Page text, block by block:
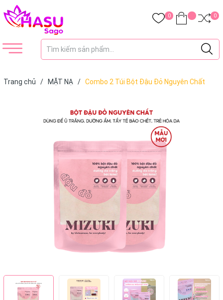
0 0
Trang chủ / MẶT NẠ / Combo 2 Túi Bột Đậu Đỏ Nguyên Chất